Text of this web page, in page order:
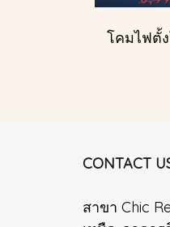
CONTACT
สาขา Chic